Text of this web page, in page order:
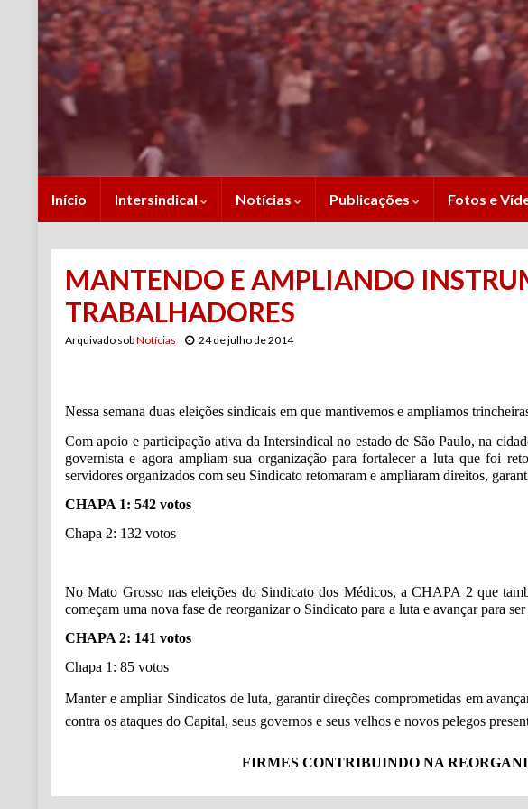
Início Intersindical Notícias Publicações Fotos e
MANTENDO E AMPLIANDO
TRABALHADORES
Arquivado sobNotícias 24 de julho de 2014
Nessa semana duas eleições sindicais em que mantivemos e ampliamos
Com apoio e participação ativa da Intersindical no estado de São Paulo, na
governista e agora ampliam sua organização para fortalecer a luta que foi
servidores organizados com seu Sindicato retomaram e ampliaram direitos,
CHAPA 1: 542 votos
Chapa 2: 132 votos
No Mato Grosso nas eleições do Sindicato dos Médicos, a CHAPA 2 que
começam uma nova fase de reorganizar o Sindicato para a luta e avançar para
CHAPA 2: 141 votos
Chapa 1: 85 votos
Manter e ampliar Sindicatos de luta, garantir direções comprometidas em
contra os ataques do Capital, seus governos e seus velhos e novos pelegos
FIRMES CONTRIBUINDO NA